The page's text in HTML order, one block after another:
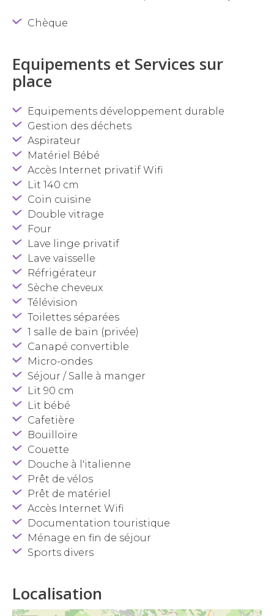
Chèque
Equipements et Services sur
place
Equipements développement durable
Gestion des déchets
Aspirateur
Matériel Bébé
Accès Internet privatif Wifi
Lit 140 cm
Coin cuisine
Double vitrage
Four
Lave linge privatif
Lave vaisselle
Réfrigérateur
Sèche cheveux
Télévision
Toilettes séparées
1 salle de bain (privée)
Canapé convertible
Micro-ondes
Séjour / Salle à manger
Lit 90 cm
Lit bébé
Cafetière
Bouilloire
Couette
Douche à l'italienne
Prêt de vélos
Prêt de matériel
Accès Internet Wifi
Documentation touristique
Ménage en fin de séjour
Sports divers
Localisation